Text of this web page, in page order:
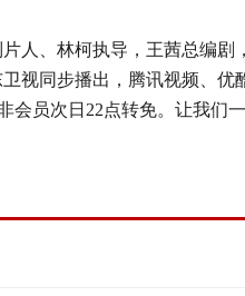
人、林柯执导，王茜总编剧
视同步播出，腾讯视频、优
员次日22点转免。让我们一